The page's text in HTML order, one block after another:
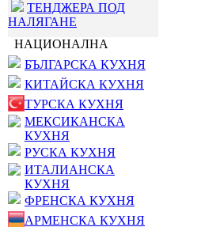
ТЕНДЖЕРА ПОД
НАЛЯГАНЕ
НАЦИОНАЛНА
БЪЛГАРСКА КУХНЯ
КИТАЙСКА КУХНЯ
ТУРСКА КУХНЯ
МЕКСИКАНСКА
КУХНЯ
РУСКА КУХНЯ
ИТАЛИАНСКА
КУХНЯ
ФРЕНСКА КУХНЯ
АРМЕНСКА КУХНЯ